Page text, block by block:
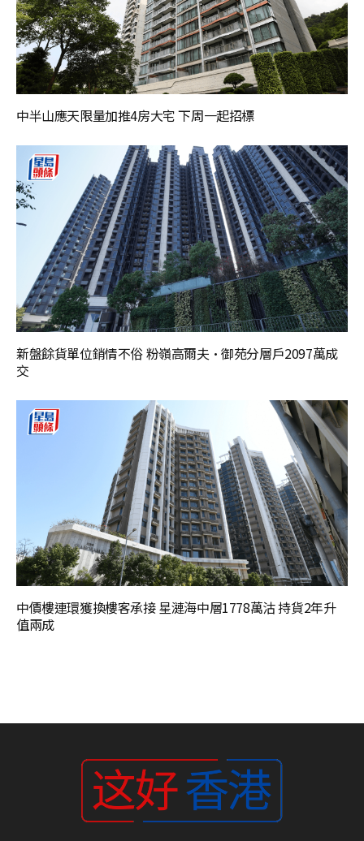
中半山應天限量加推4房大宅 下周一起招標
新盤餘貨單位銷情不俗 粉嶺高爾夫·御苑分層戶2097萬成
交
中價樓連環獲換樓客承接 星漣海中層1778萬沽 持貨2年升
值兩成